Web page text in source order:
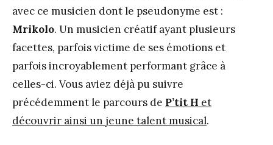
avec ce musicien dont le pseudonyme est :
Mrikolo. Un musicien créatif ayant plusieurs
facettes, parfois victime de ses émotions et
parfois incroyablement performant grâce à
celles-ci. Vous aviez déjà pu suivre
précédemment le parcours de P’tit H et
découvrir ainsi un jeune talent musical.